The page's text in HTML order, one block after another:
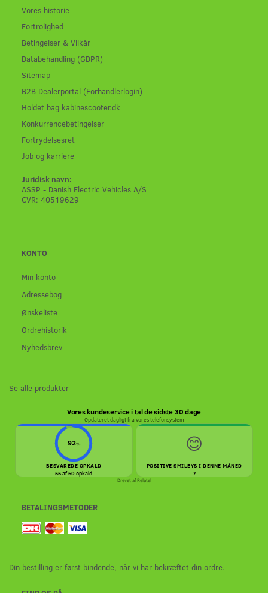
Vores historie
Fortrolighed
Betingelser & Vilkår
Databehandling (GDPR)
Sitemap
B2B Dealerportal (Forhandlerlogin)
Holdet bag kabinescooter.dk
Konkurrencebetingelser
Fortrydelsesret
Job og karriere
Juridisk navn:
ASSP - Danish Electric Vehicles A/S
CVR: 40519629
KONTO
Min konto
Adressebog
Ønskeliste
Ordrehistorik
Nyhedsbrev
Se alle produkter
Vores kundeservice i tal de sidste 30 dage
Opdateret dagligt fra vores telefonsystem
92%
BESVAREDE OPKALD
55 af 60 opkald
😊
POSITIVE SMILEYS I DENNE MÅNED
7
Drevet afRelatel
BETALINGSMETODER
Din bestilling er først bindende, når vi har bekræftet din ordre.